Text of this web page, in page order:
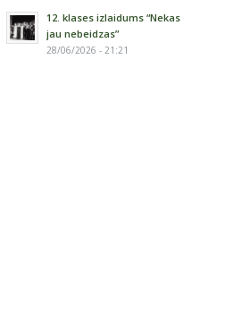
12. klases izlaidums “Nekas
jau nebeidzas”
28/06/2026 - 21:21